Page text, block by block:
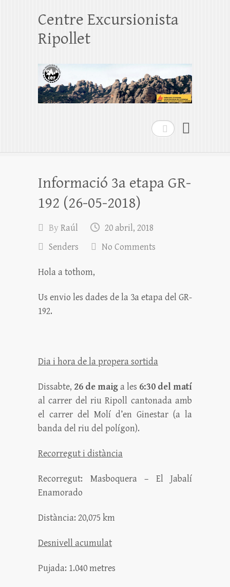
Search
Centre Excursionista
Ripollet
Informació 3a etapa GR-
192 (26-05-2018)
ByRaúl
20 abril, 2018
Senders
No Comments
Hola a tothom,
Us envio les dades de la 3a etapa del GR-
192.
Dia i hora de la propera sortida
Dissabte, 26 de maiga les 6:30 del matí
al carrer del riu Ripoll cantonada amb
el carrer del Molí d’en Ginestar (a la
banda del riu del polígon).
Recorregut i distància
Recorregut: Masboquera – El Jabalí
Enamorado
Distància: 20,075 km
Desnivell acumulat
Pujada: 1.040 metres